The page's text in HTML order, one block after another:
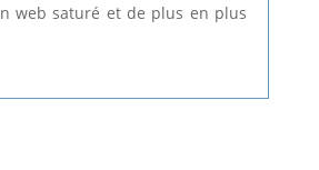
web saturé et de plus en plus